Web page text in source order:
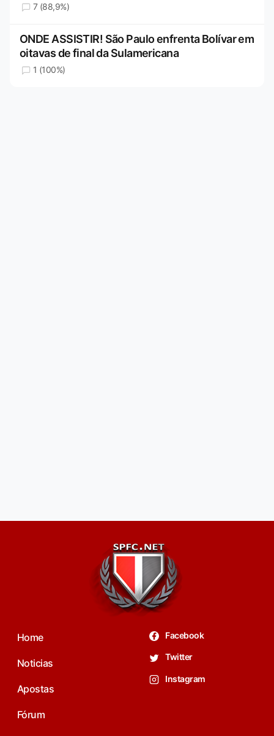
7 (88,9%)
ONDE ASSISTIR! São Paulo enfrenta Bolívar em
oitavas de final da Sulamericana
1 (100%)
Home
Noticias
Apostas
Fórum
Facebook
Twitter
Instagram